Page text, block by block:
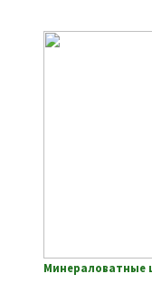
Минераловатные